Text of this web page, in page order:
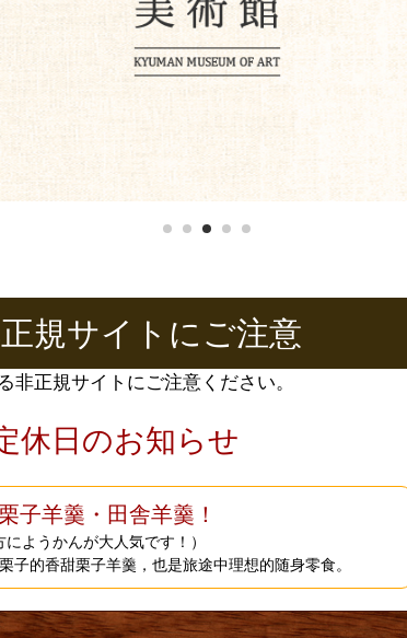
1 2 3 4 5
正規サイトにご注意
非正規サイトにご注意ください。
休日のお知らせ
子羊羹・田舎羊羹！
にようかんが大人気です！）
子的香甜栗子羊羹，也是旅途中理想的随身零食。